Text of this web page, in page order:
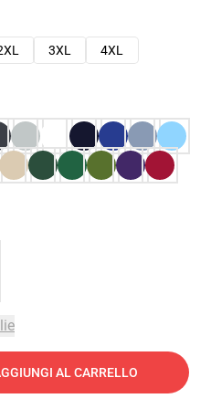
3XL
4XL
AL CARRELLO